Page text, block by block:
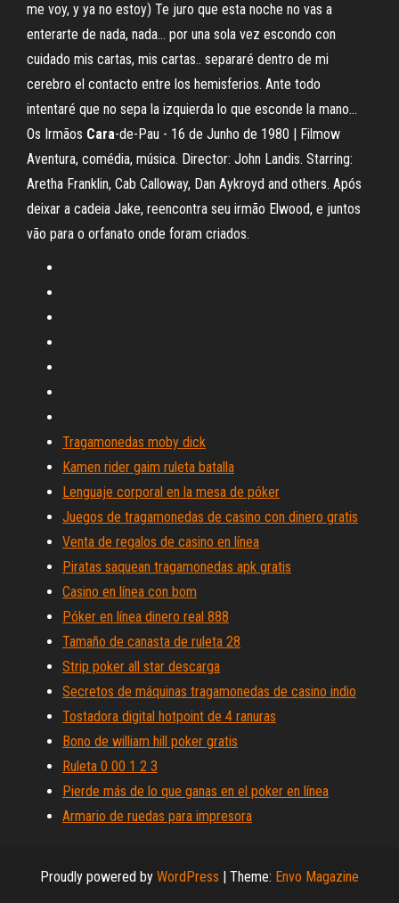
me voy, y ya no estoy) Te juro que esta noche no vas a
enterarte de nada, nada... por una sola vez escondo con
cuidado mis cartas, mis cartas.. separaré dentro de mi
cerebro el contacto entre los hemisferios. Ante todo
intentaré que no sepa la izquierda lo que esconde la mano...
Os Irmãos Cara-de-Pau - 16 de Junho de 1980 | Filmow
Aventura, comédia, música. Director: John Landis. Starring:
Aretha Franklin, Cab Calloway, Dan Aykroyd and others. Após
deixar a cadeia Jake, reencontra seu irmão Elwood, e juntos
vão para o orfanato onde foram criados.
Tragamonedas moby dick
Kamen rider gaim ruleta batalla
Lenguaje corporal en la mesa de póker
Juegos de tragamonedas de casino con dinero gratis
Venta de regalos de casino en línea
Piratas saquean tragamonedas apk gratis
Casino en línea con bom
Póker en línea dinero real 888
Tamaño de canasta de ruleta 28
Strip poker all star descarga
Secretos de máquinas tragamonedas de casino indio
Tostadora digital hotpoint de 4 ranuras
Bono de william hill poker gratis
Ruleta 0 00 1 2 3
Pierde más de lo que ganas en el poker en línea
Armario de ruedas para impresora
Proudly powered by WordPress | Theme: Envo Magazine